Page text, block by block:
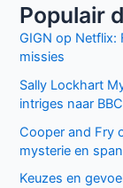
Populair
GIGN op Netflix:
missies
Sally Lockhart
intriges naar
Cooper and Fry
mysterie en
Keuzes en